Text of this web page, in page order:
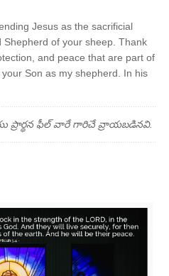
Jesus as the sacrificial
of your sheep. Thank
and peace that are part of
Son as my shepherd. In his
ఫీల్ వారే గారిచే వ్రాయబడినవి.